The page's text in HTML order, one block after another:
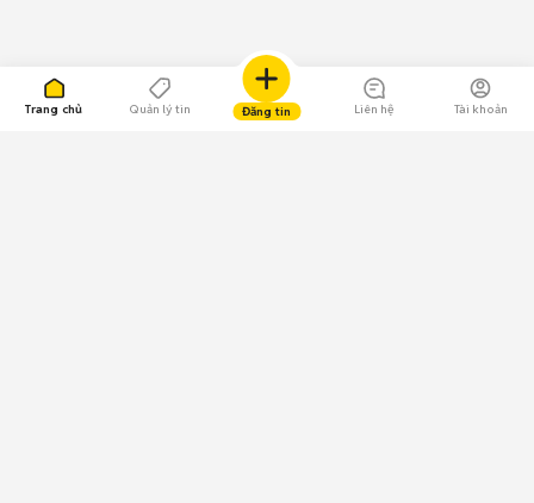
Trang chủ Quản lý tin Đăng tin Liên hệ Tài khoản